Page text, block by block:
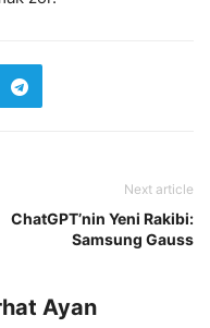
Next article
ChatGPT’nin Yeni Rakibi:
Samsung Gauss
Ayan